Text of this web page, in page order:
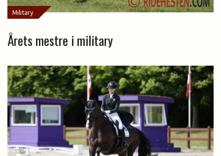
Military
Årets mestre i military